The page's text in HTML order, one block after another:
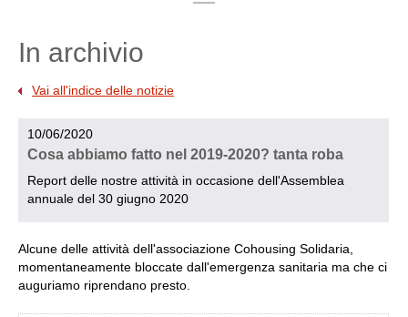
In archivio
Vai all'indice delle notizie
10/06/2020
Cosa abbiamo fatto nel 2019-2020? tanta roba
Report delle nostre attività in occasione dell'Assemblea
annuale del 30 giugno 2020
Alcune delle attività dell'associazione Cohousing Solidaria,
momentaneamente bloccate dall'emergenza sanitaria ma che ci
auguriamo riprendano presto.